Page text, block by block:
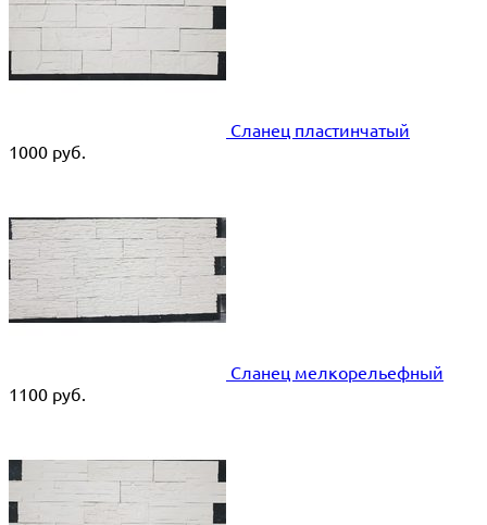
Сланец пластинчатый
1000 руб.
Сланец мелкорельефный
1100 руб.